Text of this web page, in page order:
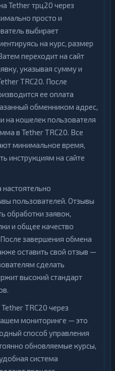
Tether трц20 через
просто и
выбирает
на курс, размер
переходит на сайт
указывая сумму и
TRC20. После
ее оплата
обменником адрес,
на кошелек пользователя
в Tether TRC20. Все
минимальное время,
инструкциям на сайте
пользователей. Отзывы
обработки заявок,
и общее качество
завершения обмена
оставить свой отзыв —
сделать
высокий стандарт
TRC20 через
мониторинге — это
способ управления
обновляемые курсы,
система